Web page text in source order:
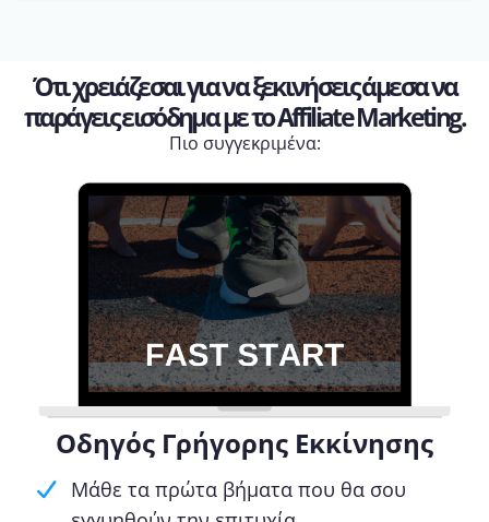
Ότι χρειάζεσαι για να ξεκινήσεις άμεσα να
παράγεις εισόδημα με το Affiliate Marketing.
Πιο συγγεκριμένα:
Οδηγός Γρήγορης Εκκίνησης
Μάθε τα πρώτα βήματα που θα σου